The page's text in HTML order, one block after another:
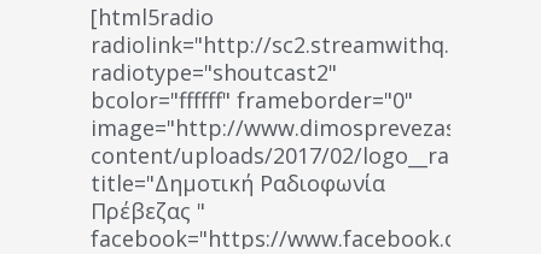
[html5radio
radiolink="http://
radiotype="shoutcast2"
bcolor="ffffff" frameborder="0"
image="http://www.dimosprevezas.gr/wp-
content/uploads/2017/02/
title="Δημοτική Ραδιοφωνία
Πρέβεζας "
facebook="https://www.facebook.com/